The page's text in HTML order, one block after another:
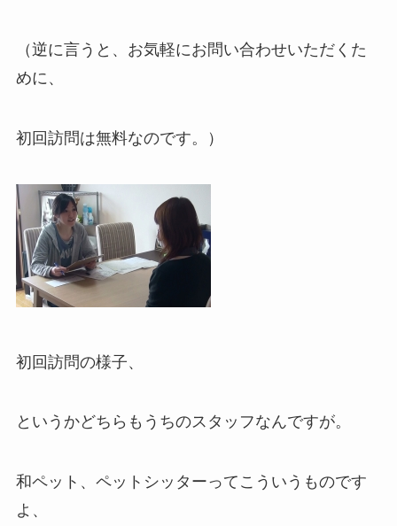
（逆に言うと、お気軽にお問い合わせいただくた
めに、
初回訪問は無料なのです。）
初回訪問の様子、
というかどちらもうちのスタッフなんですが。
和ペット、ペットシッターってこういうものです
よ、